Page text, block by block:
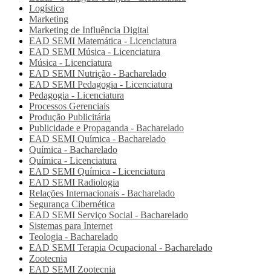
Logística
Marketing
Marketing de Influência Digital
EAD SEMI Matemática - Licenciatura
EAD SEMI Música - Licenciatura
Música - Licenciatura
EAD SEMI Nutrição - Bacharelado
EAD SEMI Pedagogia - Licenciatura
Pedagogia - Licenciatura
Processos Gerenciais
Produção Publicitária
Publicidade e Propaganda - Bacharelado
EAD SEMI Química - Bacharelado
Química - Bacharelado
Química - Licenciatura
EAD SEMI Química - Licenciatura
EAD SEMI Radiologia
Relações Internacionais - Bacharelado
Segurança Cibernética
EAD SEMI Serviço Social - Bacharelado
Sistemas para Internet
Teologia - Bacharelado
EAD SEMI Terapia Ocupacional - Bacharelado
Zootecnia
EAD SEMI Zootecnia